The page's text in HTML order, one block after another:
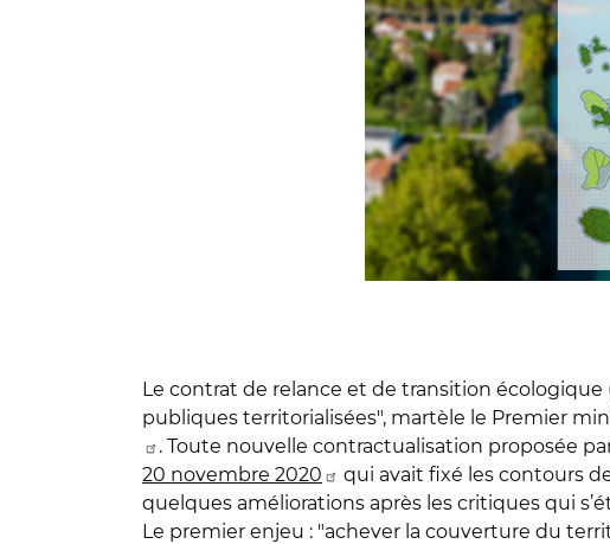
Le contrat de relance et de transition
publiques territorialisées", martèle le Premier
. Toute nouvelle contractualisation proposée
20 novembre 2020
qui avait fixé les contours
quelques améliorations après les critiques qui
Le premier enjeu : "achever la couverture du